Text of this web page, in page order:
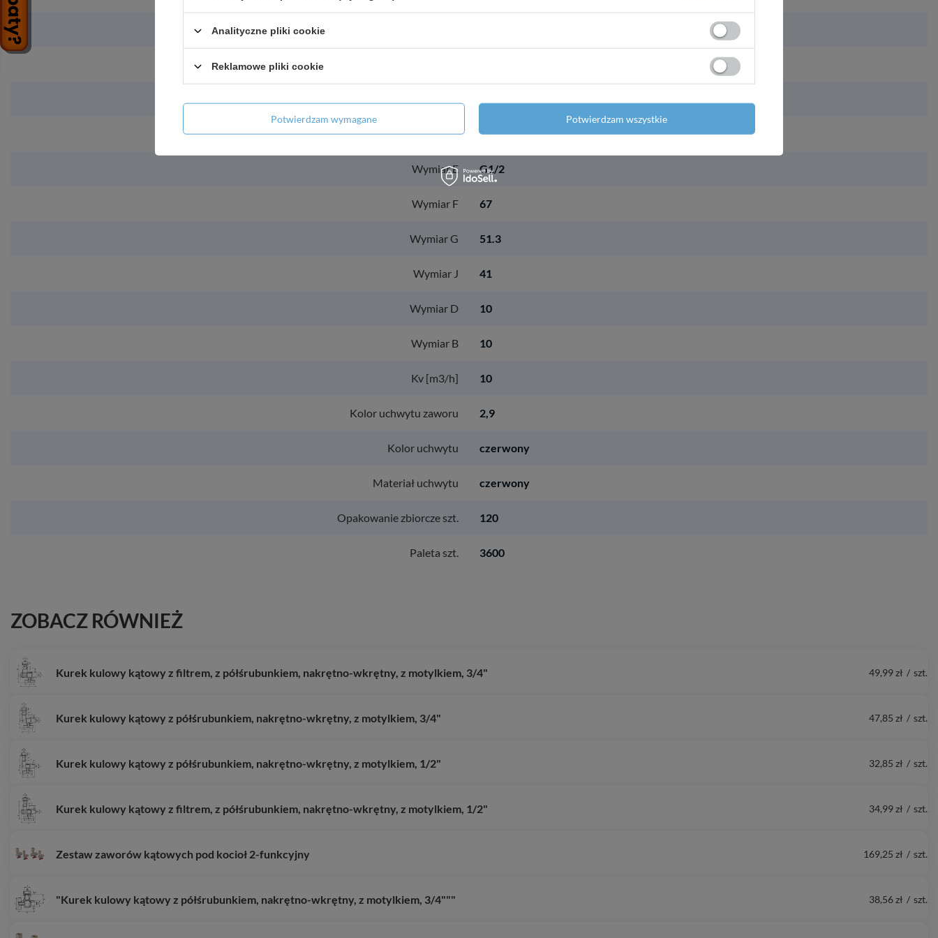
Sprężyna zawieszka
Wymiar E G1/2
Wymiar F 67
Wymiar G 51.3
Wymiar J 41
Wymiar D 10
Wymiar B 10
Kv [m3/h] 10
Kolor uchwytu zaworu 2,9
Kolor uchwytu czerwony
Materiał uchwytu czerwony
Opakowanie zbiorcze szt. 120
Paleta szt. 3600
ZOBACZ RÓWNIEŻ
Kurek kulowy kątowy z filtrem, z półśrubunkiem, nakrętno-wkrętny, z motylkiem, 3/4" 49,99 zł / szt.
Kurek kulowy kątowy z półśrubunkiem, nakrętno-wkrętny, z motylkiem, 3/4" 47,85 zł / szt.
Kurek kulowy kątowy z półśrubunkiem, nakrętno-wkrętny, z motylkiem, 1/2" 32,85 zł / szt.
Kurek kulowy kątowy z filtrem, z półśrubunkiem, nakrętno-wkrętny, z motylkiem, 1/2" 34,99 zł / szt.
Zestaw zaworów kątowych pod kocioł 2-funkcyjny 169,25 zł / szt.
"Kurek kulowy kątowy z półśrubunkiem, nakrętno-wkrętny, z motylkiem, 3/4""" 38,56 zł / szt.
Analityczne pliki cookie
Reklamowe pliki cookie
Potwierdzam wymagane Potwierdzam wszystkie